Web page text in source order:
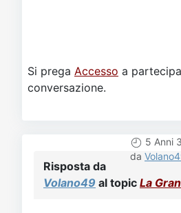
Si prega Accesso a
conversazione.
5 Anni
da
Risposta da
Volano49 al topic La